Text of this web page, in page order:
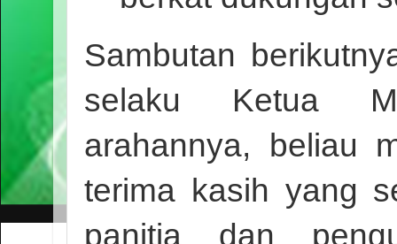
Sambutan
selaku Ketua
arahannya, beliau
terima kasih yang
panitia dan